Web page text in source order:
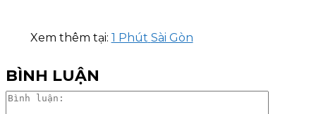
Xem thêm tại: 1 Phút Sài Gòn
BÌNH LUẬN